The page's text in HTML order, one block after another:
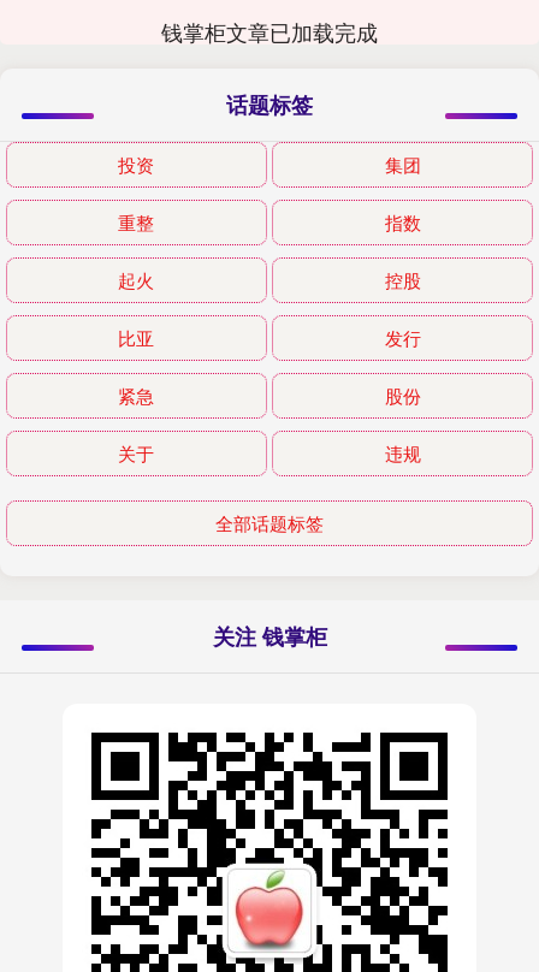
钱掌柜文章已加载完成
话题标签
投资 集团
重整 指数
起火 控股
比亚 发行
紧急 股份
关于 违规
全部话题标签
关注 钱掌柜